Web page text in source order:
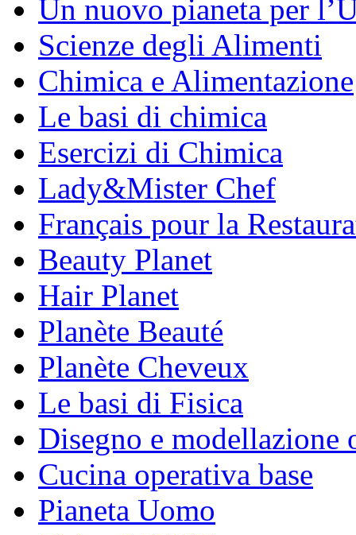
Un nuovo pianeta per
Scienze degli Alimenti
Chimica e Alimentazione
Le basi di chimica
Esercizi di Chimica
Lady&Mister Chef
Français pour la
Beauty Planet
Hair Planet
Planète Beauté
Planète Cheveux
Le basi di Fisica
Disegno e modellazione
Cucina operativa base
Pianeta Uomo